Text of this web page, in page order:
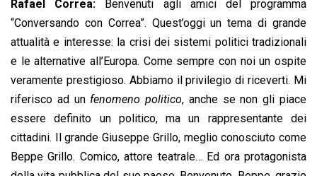
o
k
p
p
I
n
s
n
k
Rafael Correa: Benvenuti agli amici del programma
“Conversando con Correa”. Quest’oggi un tema di grande
attualità e interesse: la crisi dei sistemi politici tradizionali
e le alternative all’Europa. Come sempre con noi un ospite
veramente prestigioso. Abbiamo il privilegio di riceverti. Mi
riferisco ad un fenomeno politico, anche se non gli piace
essere definito un politico, ma un rappresentante dei
cittadini. Il grande Giuseppe Grillo, meglio conosciuto come
Beppe Grillo. Comico, attore teatrale… Ed ora protagonista